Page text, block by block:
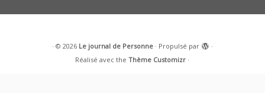
· © 2026 Le journal de Personne· Propulsé par
·
Réalisé avec theThème Customizr ·